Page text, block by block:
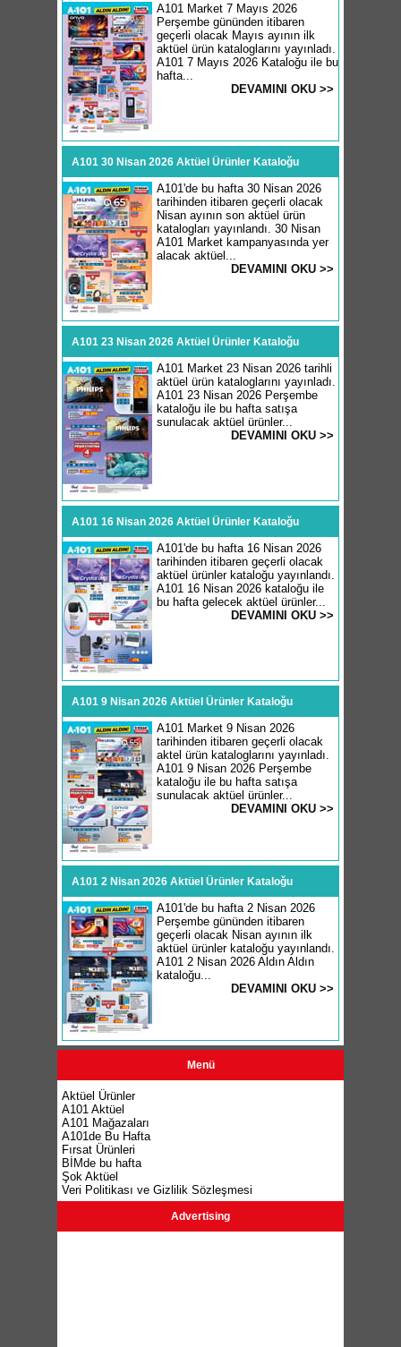
A101 Market 7 Mayıs 2026
Perşembe gününden itibaren
geçerli olacak Mayıs ayının ilk
aktüel ürün kataloglarını yayınladı.
A101 7 Mayıs 2026 Kataloğu ile bu
hafta...
DEVAMINI OKU >>
A101 30 Nisan 2026 Aktüel Ürünler Kataloğu
A101'de bu hafta 30 Nisan 2026
tarihinden itibaren geçerli olacak
Nisan ayının son aktüel ürün
katalogları yayınlandı. 30 Nisan
A101 Market kampanyasında yer
alacak aktüel...
DEVAMINI OKU >>
A101 23 Nisan 2026 Aktüel Ürünler Kataloğu
A101 Market 23 Nisan 2026 tarihli
aktüel ürün kataloglarını yayınladı.
A101 23 Nisan 2026 Perşembe
kataloğu ile bu hafta satışa
sunulacak aktüel ürünler...
DEVAMINI OKU >>
A101 16 Nisan 2026 Aktüel Ürünler Kataloğu
A101'de bu hafta 16 Nisan 2026
tarihinden itibaren geçerli olacak
aktüel ürünler kataloğu yayınlandı.
A101 16 Nisan 2026 kataloğu ile
bu hafta gelecek aktüel ürünler...
DEVAMINI OKU >>
A101 9 Nisan 2026 Aktüel Ürünler Kataloğu
A101 Market 9 Nisan 2026
tarihinden itibaren geçerli olacak
aktel ürün kataloglarını yayınladı.
A101 9 Nisan 2026 Perşembe
kataloğu ile bu hafta satışa
sunulacak aktüel ürünler...
DEVAMINI OKU >>
A101 2 Nisan 2026 Aktüel Ürünler Kataloğu
A101'de bu hafta 2 Nisan 2026
Perşembe gününden itibaren
geçerli olacak Nisan ayının ilk
aktüel ürünler kataloğu yayınlandı.
A101 2 Nisan 2026 Aldın Aldın
kataloğu...
DEVAMINI OKU >>
Menü
Aktüel Ürünler
A101 Aktüel
A101 Mağazaları
A101de Bu Hafta
Fırsat Ürünleri
BİMde bu hafta
Şok Aktüel
Veri Politikası ve Gizlilik Sözleşmesi
Advertising